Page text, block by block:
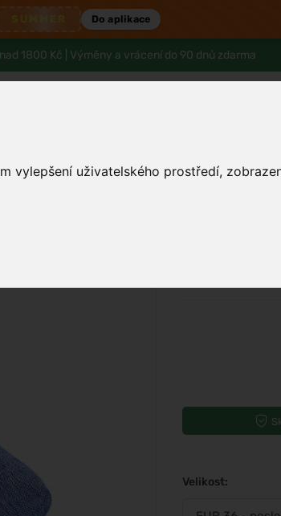
uživatelského prostředí,
Do aplikace
1800 Kč | Výměny a vrácení do 90 dnů zdarma
Velikost: